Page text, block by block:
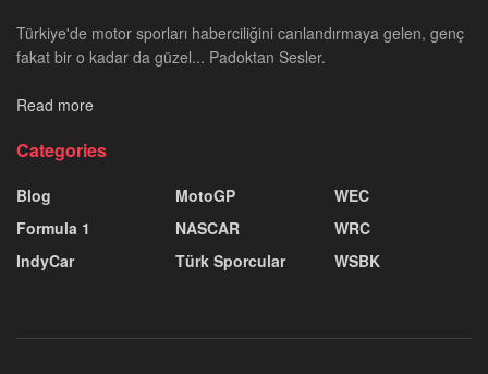
Türkiye'de motor sporları haberciliğini canlandırmaya gelen, genç
fakat bir o kadar da güzel... Padoktan Sesler.
Read more
Categories
Blog
Formula 1
IndyCar
MotoGP
NASCAR
Türk Sporcular
WEC
WRC
WSBK